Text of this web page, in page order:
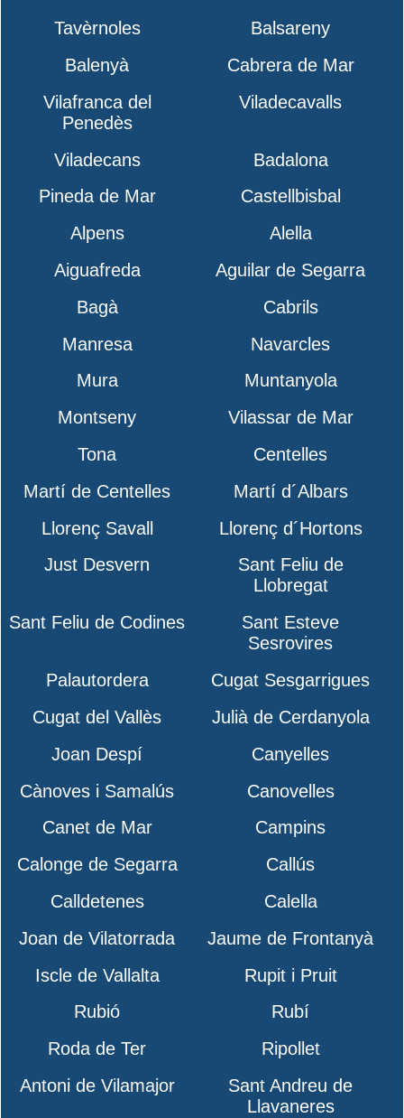
Tavèrnoles
Balsareny
Balenyà
Cabrera de Mar
Vilafranca del
Penedès
Viladecavalls
Viladecans
Badalona
Pineda de Mar
Castellbisbal
Alpens
Alella
Aiguafreda
Aguilar de Segarra
Bagà
Cabrils
Manresa
Navarcles
Mura
Muntanyola
Montseny
Vilassar de Mar
Tona
Centelles
Martí de Centelles
Martí d´Albars
Llorenç Savall
Llorenç d´Hortons
Just Desvern
Sant Feliu de
Llobregat
Sant Feliu de Codines
Sant Esteve
Sesrovires
Palautordera
Cugat Sesgarrigues
Cugat del Vallès
Julià de Cerdanyola
Joan Despí
Canyelles
Cànoves i Samalús
Canovelles
Canet de Mar
Campins
Calonge de Segarra
Callús
Calldetenes
Calella
Joan de Vilatorrada
Jaume de Frontanyà
Iscle de Vallalta
Rupit i Pruit
Rubió
Rubí
Roda de Ter
Ripollet
Antoni de Vilamajor
Sant Andreu de
Llavaneres